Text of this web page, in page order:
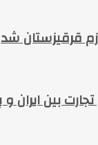
قرقیزستان شد